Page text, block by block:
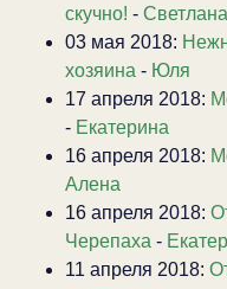
скучно! - Светлана
03 мая 2018:
хозяина - Юля
17 апреля 2018:
- Екатерина
16 апреля 2018:
Алена
16 апреля 2018:
Черепаха -
11 апреля 2018: